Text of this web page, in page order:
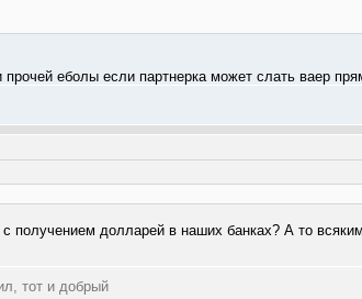
еболы если партнерка может слать ваер
получением долларей в наших банках? А то
тот и добрый